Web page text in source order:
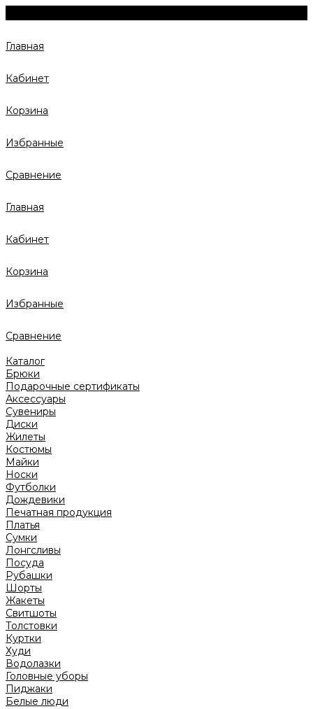
Главная
Кабинет
Корзина
Избранные
Сравнение
Главная
Кабинет
Корзина
Избранные
Сравнение
Каталог
Брюки
Подарочные сертификаты
Аксессуары
Сувениры
Диски
Жилеты
Костюмы
Майки
Носки
Футболки
Дождевики
Печатная продукция
Платья
Сумки
Лонгсливы
Посуда
Рубашки
Шорты
Жакеты
Свитшоты
Толстовки
Куртки
Худи
Водолазки
Головные уборы
Пиджаки
Белые люди